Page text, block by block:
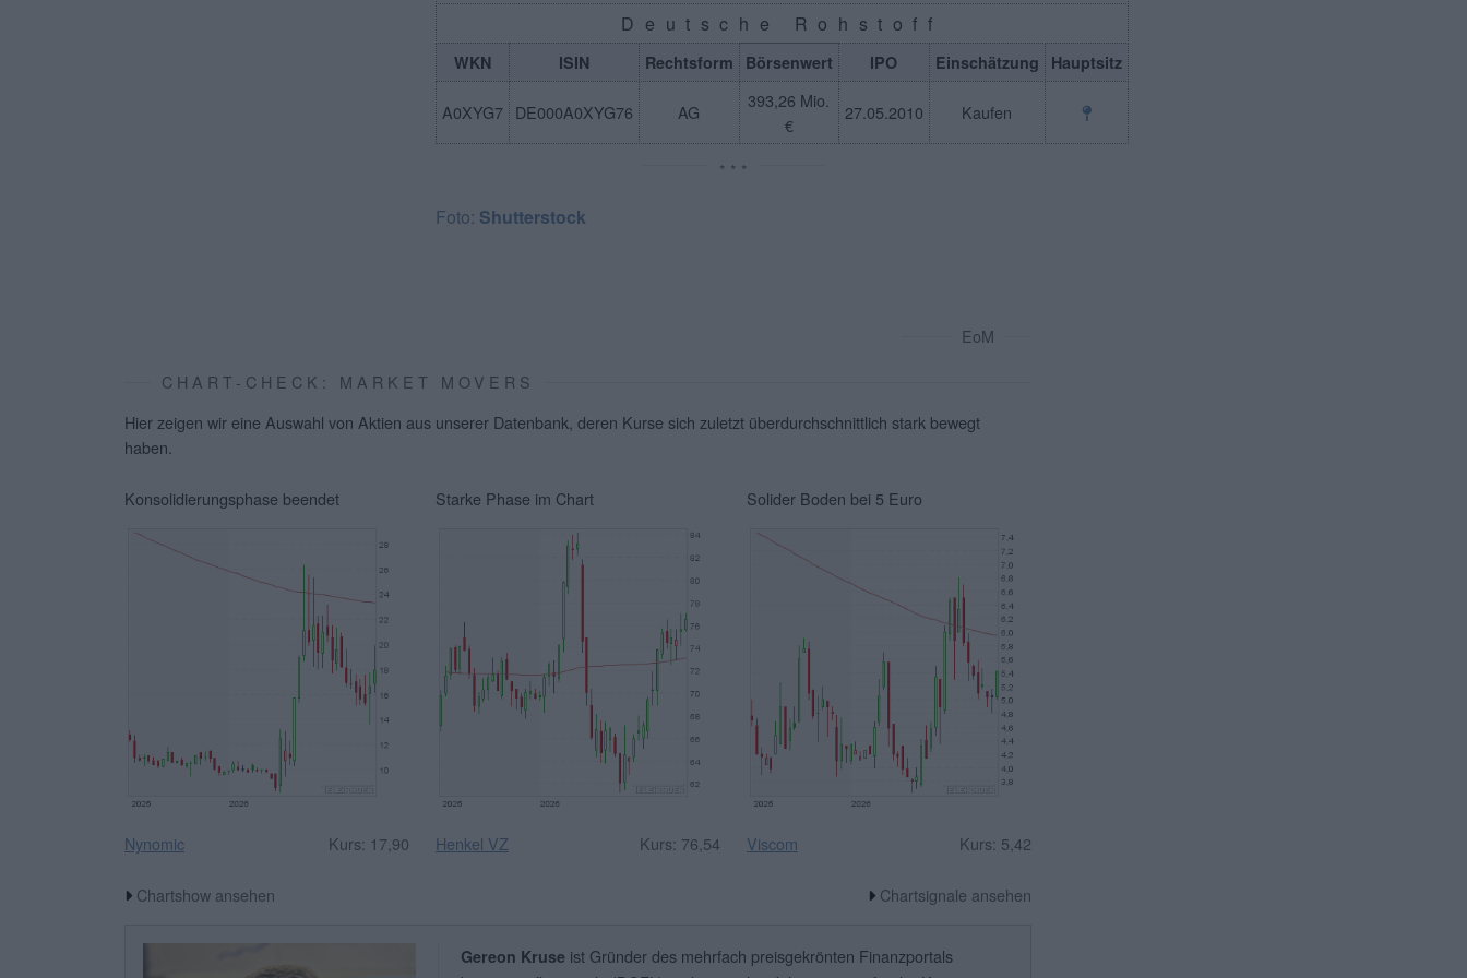
Deutsche Rohstoff
WKN ISIN Rechtsform Börsenwert IPO Einschätzung Hauptsitz
A0XYG7 DE000A0XYG76 AG
393,26 Mio.
€
27.05.2010 Kaufen
* * *
Foto: Shutterstock
EoM
CHART-CHECK: MARKET MOVERS
Hier zeigen wir eine Auswahl von Aktien aus unserer Datenbank, deren Kurse sich zuletzt überdurchschnittlich stark bewegt
haben.
Konsolidierungsphase beendet
Nynomic Kurs: 17,90
Starke Phase im Chart
Henkel VZ Kurs: 76,54
Solider Boden bei 5 Euro
Viscom Kurs: 5,42
Chartshow ansehen Chartsignale ansehen
Gereon Kruse ist Gründer des mehrfach preisgekrönten Finanzportals